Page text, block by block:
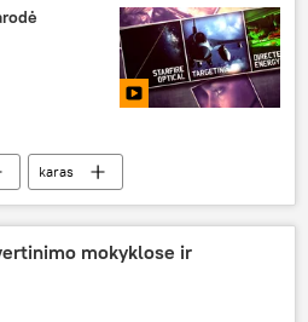
karas
mokyklose ir